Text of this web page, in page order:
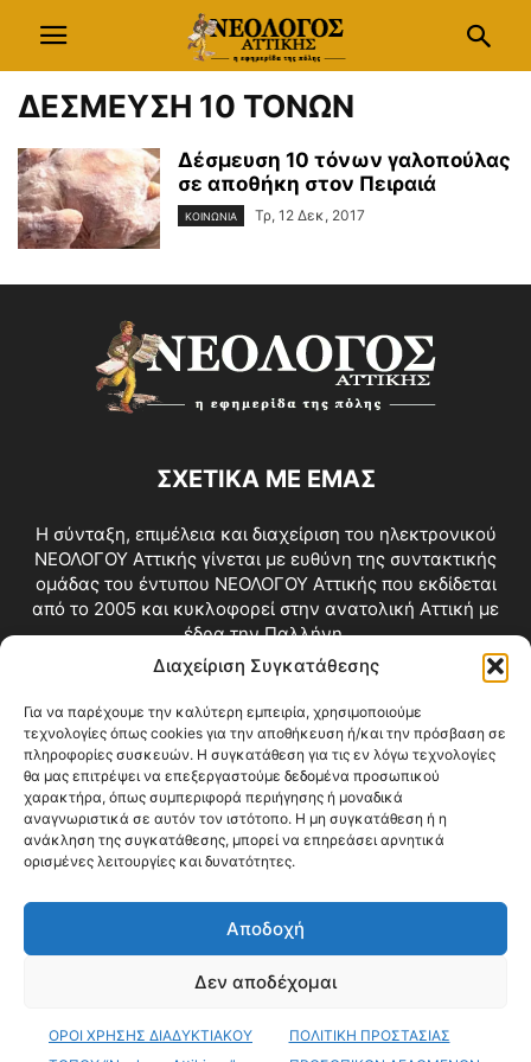
Διαχείριση Συγκατάθεσης
Για να παρέχουμε την καλύτερη εμπειρία, χρησιμοποιούμε
τεχνολογίες όπως cookies για την αποθήκευση ή/και την πρόσβαση σε
πληροφορίες συσκευών. Η συγκατάθεση για τις εν λόγω τεχνολογίες
θα μας επιτρέψει να επεξεργαστούμε δεδομένα προσωπικού
χαρακτήρα, όπως συμπεριφορά περιήγησης ή μοναδικά
αναγνωριστικά σε αυτόν τον ιστότοπο. Η μη συγκατάθεση ή η
ανάκληση της συγκατάθεσης, μπορεί να επηρεάσει αρνητικά
ορισμένες λειτουργίες και δυνατότητες.
Αποδοχή
Δεν αποδέχομαι
ΟΡΟΙ ΧΡΗΣΗΣ ΔΙΑΔΥΚΤΙΑΚΟΥ
ΠΟΛΙΤΙΚΗ ΠΡΟΣΤΑΣΙΑΣ
ΔΕΣΜΕΥΣΗ 10 ΤΟΝΩΝ
Δέσμευση 10 τόνων γαλοπούλας
σε αποθήκη στον Πειραιά
ΚΟΙΝΩΝΙΑ Τρ, 12 Δεκ, 2017
ΣΧΕΤΙΚΑ ΜΕ ΕΜΑΣ
Η σύνταξη, επιμέλεια και διαχείριση του ηλεκτρονικού
ΝΕΟΛΟΓΟΥ Αττικής γίνεται με ευθύνη της συντακτικής
ομάδας του έντυπου ΝΕΟΛΟΓΟΥ Αττικής που εκδίδεται
από το 2005 και κυκλοφορεί στην ανατολική Αττική με
έδρα την Παλλήνη.
Επικοινωνία:info@neologosattikis.gr
ΑΚΟΛΟΥΘΗΣΕ ΜΑΣ
Videos Όροι Χρήσης
© Copyright 2026 ΝΕΟΛΟΓΟΣ ΑΤΤΙΚΗΣ • All Rights Reserved •